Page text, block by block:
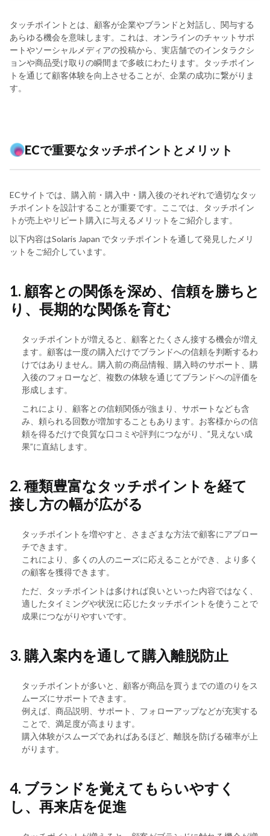
タッチポイントとは、顧客が企業やブランドと対話し、関与する
あらゆる機会を意味します。これは、オンラインのチャットサポ
ートやソーシャルメディアの投稿から、実店舗でのインタラクシ
ョンや商品受け取りの瞬間まで多岐にわたります。タッチポイン
トを通じて顧客体験を向上させることが、企業の成功に繋がりま
す。
ECで重要なタッチポイントとメリット
ECサイトでは、購入前・購入中・購入後のそれぞれで適切なタッ
チポイントを設計することが重要です。ここでは、タッチポイン
トが売上やリピート購入に与えるメリットをご紹介します。
以下内容はSolaris Japan でタッチポイントを通して発見したメリ
ットをご紹介しています。
1. 顧客との関係を深め、信頼を勝ちと
り、長期的な関係を育む
タッチポイントが増えると、顧客とたくさん接する機会が増え
ます。顧客は一度の購入だけでブランドへの信頼を判断するわ
けではありません。購入前の商品情報、購入時のサポート、購
入後のフォローなど、複数の体験を通じてブランドへの評価を
形成します。
これにより、顧客との信頼関係が強まり、サポートなども含
み、頼られる回数が増加することもあります。お客様からの信
頼を得るだけで良質な口コミや評判につながり、”見えない成
果”に直結します。
2. 種類豊富なタッチポイントを経て
接し方の幅が広がる
タッチポイントを増やすと、さまざまな方法で顧客にアプロー
チできます。
これにより、多くの人のニーズに応えることができ、より多く
の顧客を獲得できます。
ただ、タッチポイントは多ければ良いといった内容ではなく、
適したタイミングや状況に応じたタッチポイントを使うことで
成果につながりやすいです。
3. 購入案内を通して購入離脱防止
タッチポイントが多いと、顧客が商品を買うまでの道のりをス
ムーズにサポートできます。
例えば、商品説明、サポート、フォローアップなどが充実する
ことで、満足度が高まります。
購入体験がスムーズであればあるほど、離脱を防げる確率が上
がります。
4. ブランドを覚えてもらいやすく
し、再来店を促進